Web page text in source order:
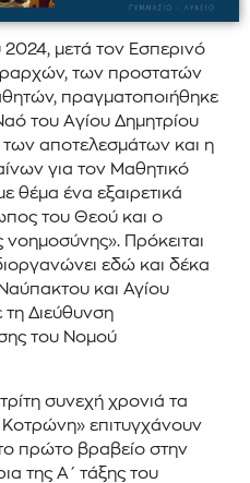
μετά τον Εσπερινό
των προστατών
πραγματοποιήθηκε
του Aγίου Δημητρίου
αποτελεσμάτων και η
για τον Μαθητικό
θέμα ένα εξαιρετικά
του Θεού και ο
Πρόκειται
εδώ και δέκα
και Αγίου
τη Διεύθυνση
του Νομού
συνεχή χρονιά τα
επιτυγχάνουν
πρώτο βραβείο στην
της Α΄ τάξης του